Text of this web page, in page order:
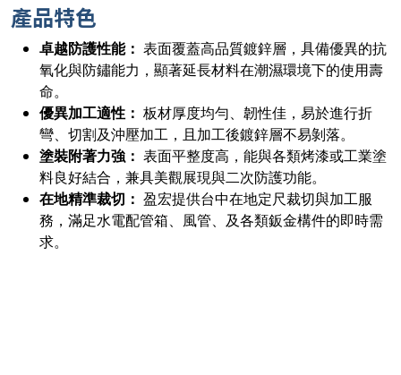
產品特色
卓越防護性能： 表面覆蓋高品質鍍鋅層，具備優異的抗
氧化與防鏽能力，顯著延長材料在潮濕環境下的使用壽
命。
優異加工適性： 板材厚度均勻、韌性佳，易於進行折
彎、切割及沖壓加工，且加工後鍍鋅層不易剝落。
塗裝附著力強： 表面平整度高，能與各類烤漆或工業塗
料良好結合，兼具美觀展現與二次防護功能。
在地精準裁切： 盈宏提供台中在地定尺裁切與加工服
務，滿足水電配管箱、風管、及各類鈑金構件的即時需
求。